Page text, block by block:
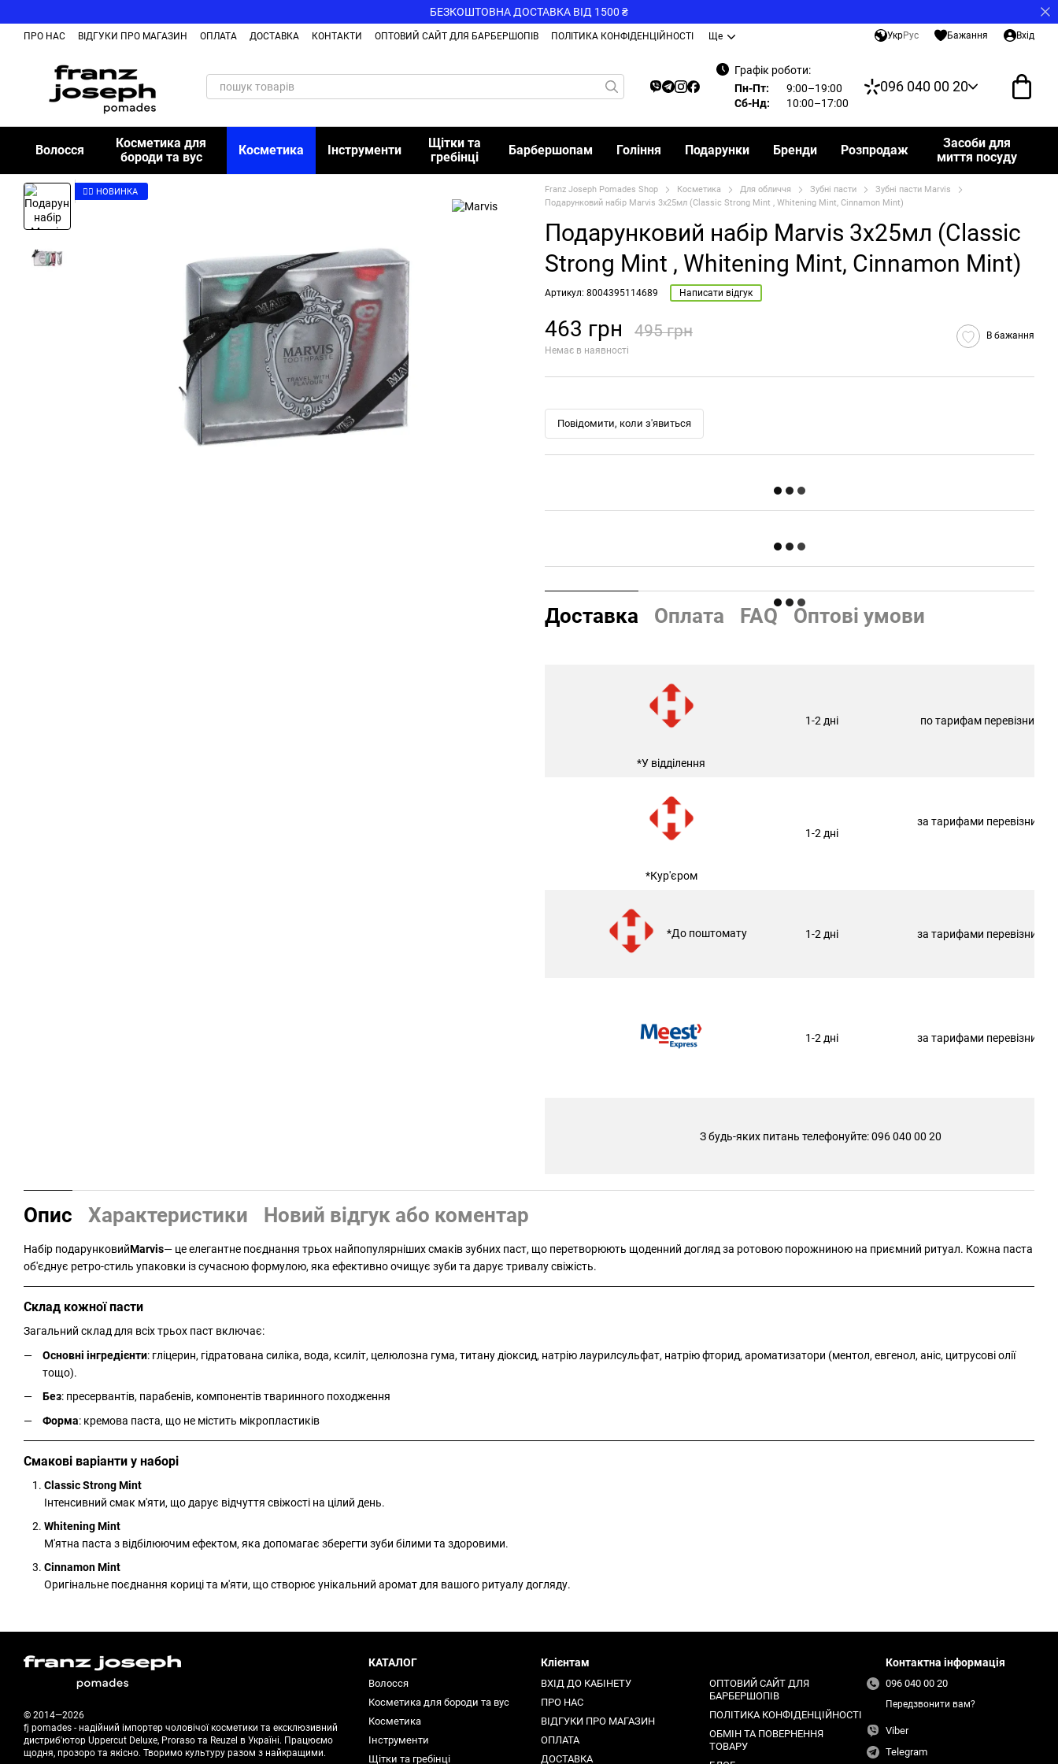
БЕЗКОШТОВНА ДОСТАВКА ВІД 1500 ₴
ПРО НАС ВІДГУКИ ПРО МАГАЗИН ОПЛАТА ДОСТАВКА КОНТАКТИ ОПТОВИЙ САЙТ ДЛЯ БАРБЕРШОПІВ ПОЛІТИКА КОНФІДЕНЦІЙНОСТІ Ще УкрРус Бажання Вхід
Графік роботи:
Пн-Пт:
9:00–19:00
Сб-Нд:
10:00–17:00
096 040 00 20
Волосся
Косметика для
бороди та вус
Косметика Інструменти
Щітки та
гребінці
Барбершопам Гоління Подарунки Бренди Розпродаж
Засоби для
миття посуду
👉🏻 НОВИНКА Franz Joseph Pomades Shop Косметика Для обличчя Зубні пасти
Зубні пасти Marvis
Подарунковий набір Marvis 3x25мл (Classic Strong Mint , Whitening Mint, Cinnamon Mint)
Подарунковий набір Marvis 3x25мл (Classic
Strong Mint , Whitening Mint, Cinnamon Mint)
Артикул: 8004395114689 Написати відгук
463 грн 495 грн
Немає в наявності
В бажання
Повідомити, коли з'явиться
Доставка Оплата FAQ Оптові умови
*У відділення
1-2 дні по тарифам перевізника
*Кур'єром
1-2 дні
за тарифами перевізника
*До поштомату 1-2 дні за тарифами перевізника
1-2 дні за тарифами перевізника
З будь-яких питань телефонуйте: 096 040 00 20
Опис Характеристики Новий відгук або коментар
Набір подарунковийMarvis— це елегантне поєднання трьох найпопулярніших смаків зубних паст, що перетворюють щоденний догляд за ротовою порожниною на приємний ритуал. Кожна паста
об'єднує ретро-стиль упаковки із сучасною формулою, яка ефективно очищує зуби та дарує тривалу свіжість.
Склад кожної пасти
Загальний склад для всіх трьох паст включає:
Основні інгредієнти: гліцерин, гідратована силіка, вода, ксиліт, целюлозна гума, титану діоксид, натрію лаурилсульфат, натрію фторид, ароматизатори (ментол, евгенол, аніс, цитрусові олії
тощо).
Без: пресервантів, парабенів, компонентів тваринного походження
Форма: кремова паста, що не містить мікропластиків
Смакові варіанти у наборі
Classic Strong Mint
Інтенсивний смак м'яти, що дарує відчуття свіжості на цілий день.
Whitening Mint
М'ятна паста з відбілюючим ефектом, яка допомагає зберегти зуби білими та здоровими.
Cinnamon Mint
Оригінальне поєднання кориці та м'яти, що створює унікальний аромат для вашого ритуалу догляду.
© 2014—2026
fj pomades - надійний імпортер чоловічої косметики та ексклюзивний
дистриб'ютор Uppercut Deluxe, Proraso та Reuzel в Україні. Працюємо
щодня, прозоро та якісно. Творимо культуру разом з найкращими.
КАТАЛОГ
Волосся
Косметика для бороди та вус
Косметика
Інструменти
Щітки та гребінці
Клієнтам
ВХІД ДО КАБІНЕТУ
ПРО НАС
ВІДГУКИ ПРО МАГАЗИН
ОПЛАТА
ДОСТАВКА
ОПТОВИЙ САЙТ ДЛЯ
БАРБЕРШОПІВ
ПОЛІТИКА КОНФІДЕНЦІЙНОСТІ
ОБМІН ТА ПОВЕРНЕННЯ
ТОВАРУ
Контактна інформація
096 040 00 20
Передзвонити вам?
Viber
Telegram